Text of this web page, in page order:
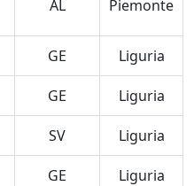
AL Piemonte
GE Liguria
GE Liguria
SV Liguria
GE Liguria